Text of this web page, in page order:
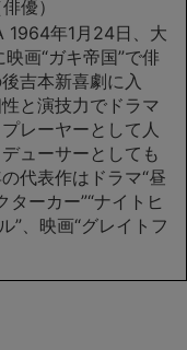
俳優）
1964年1月24日、大
画“ガキ帝国”で俳
吉本新喜劇に入
と演技力でドラマ
レーヤーとして人
ューサーとしても
代表作はドラマ“昼
ターカー”“ナイトヒ
”、映画“グレイトフ